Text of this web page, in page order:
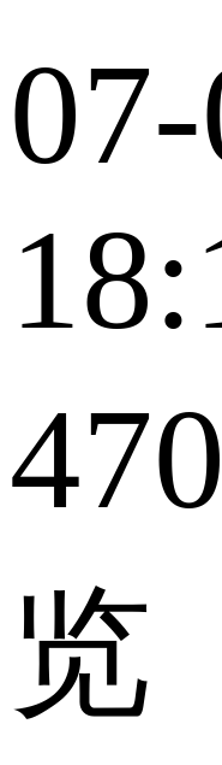
览